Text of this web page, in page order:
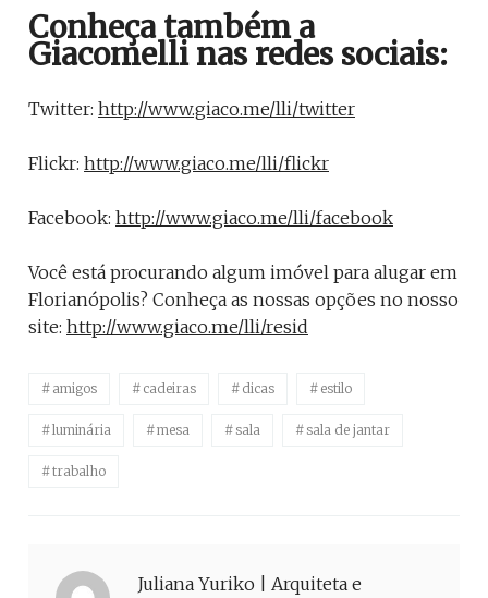
Conheça também a
Giacomelli nas redes sociais:
Twitter: http://www.giaco.me/lli/twitter
Flickr: http://www.giaco.me/lli/flickr
Facebook: http://www.giaco.me/lli/facebook
Você está procurando algum imóvel para alugar em
Florianópolis? Conheça as nossas opções no nosso
site: http://www.giaco.me/lli/resid
amigos cadeiras dicas estilo
luminária mesa sala sala de jantar
trabalho
Juliana Yuriko | Arquiteta e